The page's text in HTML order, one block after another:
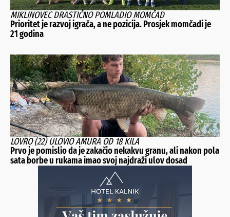
MIKLINOVEC DRASTIČNO POMLADIO MOMČAD
Prioritet je razvoj igrača, a ne pozicija. Prosjek momčadi je
21 godina
LOVRO (22) ULOVIO AMURA OD 18 KILA
Prvo je pomislio da je zakačio nekakvu granu, ali nakon pola
sata borbe u rukama imao svoj najdraži ulov dosad